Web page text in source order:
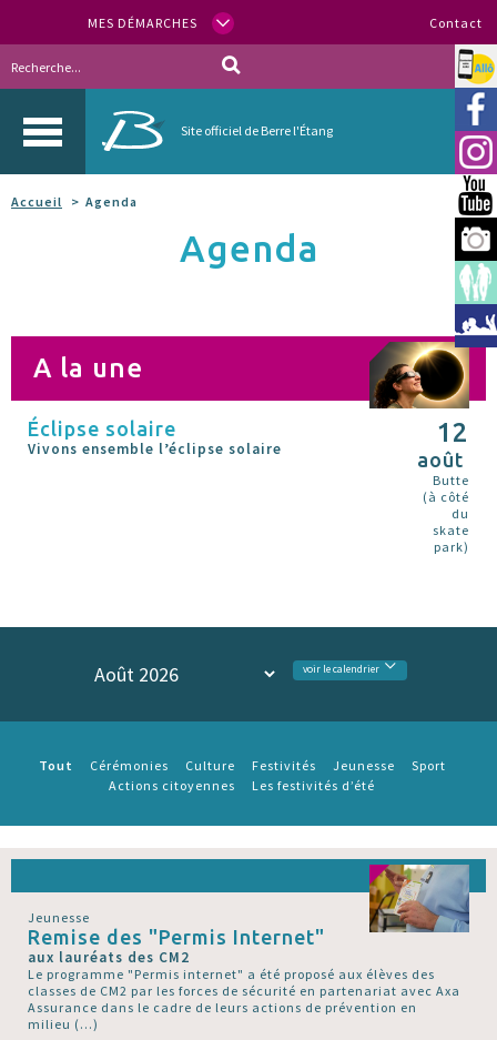
MES DÉMARCHES Contact
Site officiel de Berre l'Étang
Allo
Accueil Agenda
Agenda
A la une
Éclipse solaire
Vivons ensemble l’éclipse solaire
12
août
Butte
(à côté
du
skate
park)
voir le calendrier
Tout Cérémonies Culture Festivités Jeunesse
Sport
Actions citoyennes
Les festivités d’été
Jeunesse
Remise des "Permis Internet"
aux lauréats des CM2
Le programme "Permis internet" a été proposé aux élèves des
classes de CM2 par les forces de sécurité en partenariat avec Axa
Assurance dans le cadre de leurs actions de prévention en
milieu (…)